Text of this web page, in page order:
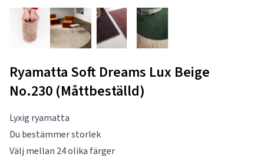
Ryamatta Soft Dreams Lux Beige
No.230 (Måttbeställd)
Lyxig ryamatta
Du bestämmer storlek
Välj mellan 24 olika färger